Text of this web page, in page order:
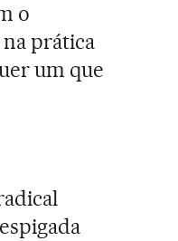
o
prática
um que